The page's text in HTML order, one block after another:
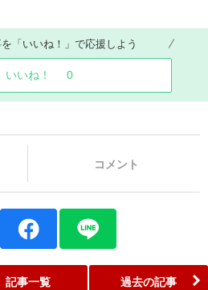
「いいね！」で応援しよう
いいね！ 0
コメント
記事一覧 過去の記事